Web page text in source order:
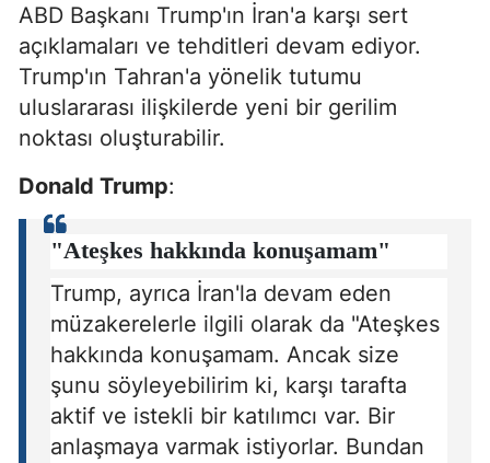
ABD Başkanı Trump'ın İran'a karşı sert
açıklamaları ve tehditleri devam ediyor.
Trump'ın Tahran'a yönelik tutumu
uluslararası ilişkilerde yeni bir gerilim
noktası oluşturabilir.
Donald Trump:
"Ateşkes hakkında konuşamam"
Trump, ayrıca İran'la devam eden
müzakerelerle ilgili olarak da "Ateşkes
hakkında konuşamam. Ancak size
şunu söyleyebilirim ki, karşı tarafta
aktif ve istekli bir katılımcı var. Bir
anlaşmaya varmak istiyorlar. Bundan